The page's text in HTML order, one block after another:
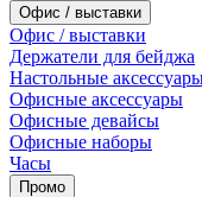
Офис / выставки
Офис / выставки
Держатели для бейджа
Настольные
Офисные аксессуары
Офисные девайсы
Офисные наборы
Часы
Промо